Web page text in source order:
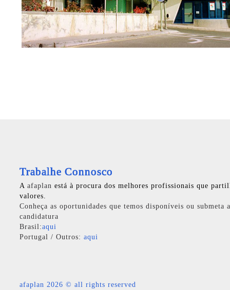
Trabalhe Connosco
A afaplan está à procura dos melhores profissionais que
valores.
Conheça as oportunidades que temos disponíveis ou submeta
candidatura
Brasil:aqui
Portugal / Outros: aqui
afaplan 2026 © all rights reserved